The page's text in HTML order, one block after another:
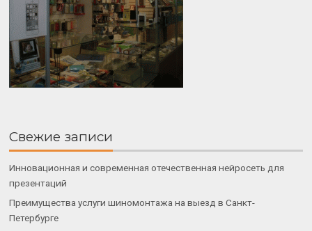
Свежие записи
Инновационная и современная отечественная нейросеть для
презентаций
Преимущества услуги шиномонтажа на выезд в Санкт-
Петербурге